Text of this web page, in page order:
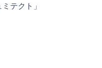
テクト」